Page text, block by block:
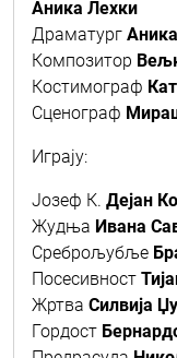
Аника Лехки
Драматург
Композитор
Костимограф
Сценограф
Играју:
Јозеф К. Дејан
Жудња Ивана
Среброљубље
Посесивност
Жртва Силвија
Гордост